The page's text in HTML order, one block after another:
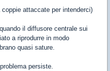
attaccate per intenderci)
il diffusore centrale sui
a riprodurre in modo
quasi sature.
persiste.